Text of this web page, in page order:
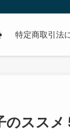
特定商取引法
のスス